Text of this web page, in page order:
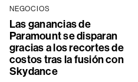
NEGOCIOS
Las ganancias de
Paramount se disparan
gracias a los recortes de
costos tras la fusión con
Skydance